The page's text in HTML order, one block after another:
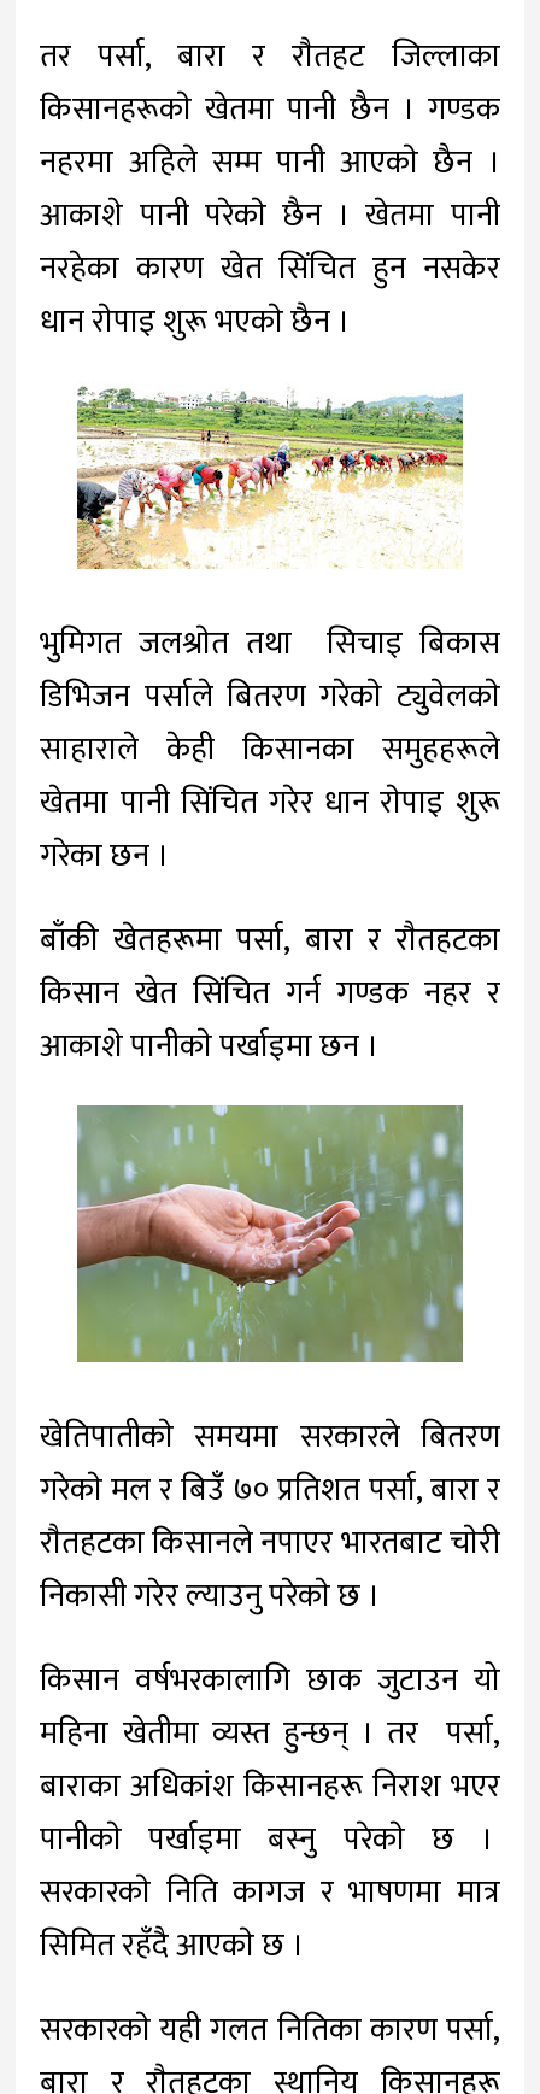
तर पर्सा, बारा र राैतहट जिल्लाका
किसानहरूकाे खेतमा पानी छैन । गण्डक
नहरमा अहिले सम्म पानी आएकाे छैन ।
आकाशे पानी परेकाे छैन । खेतमा पानी
नरहेका कारण खेत सिंचित हुन नसकेर
धान राेपाइ शुरू भएकाे छैन ।
भुमिगत जलश्राेत तथा सिचाइ बिकास
डिभिजन पर्साले बितरण गरेकाे ट्युवेलकाे
साहाराले केही किसानका समुहहरूले
खेतमा पानी सिंचित गरेर धान राेपाइ शुरू
गरेका छन ।
बाँकी खेतहरूमा पर्सा, बारा र राैतहटका
किसान खेत सिंचित गर्न गण्डक नहर र
आकाशे पानीकाे पर्खाइमा छन ।
खेतिपातीकाे समयमा सरकारले बितरण
गरेकाे मल र बिउँ ७० प्रतिशत पर्सा, बारा र
राैतहटका किसानले नपाएर भारतबाट चाेरी
निकासी गरेर ल्याउनु परेकाे छ ।
किसान वर्षभरकालागि छाक जुटाउन यो
महिना खेतीमा व्यस्त हुन्छन् । तर पर्सा,
बाराका अधिकांश किसानहरू निराश भएर
पानीकाे पर्खाइमा बस्नु परेकाे छ ।
सरकारकाे निति कागज र भाषणमा मात्र
सिमित रहँदै आएकाे छ ।
सरकारकाे यही गलत नितिका कारण पर्सा,